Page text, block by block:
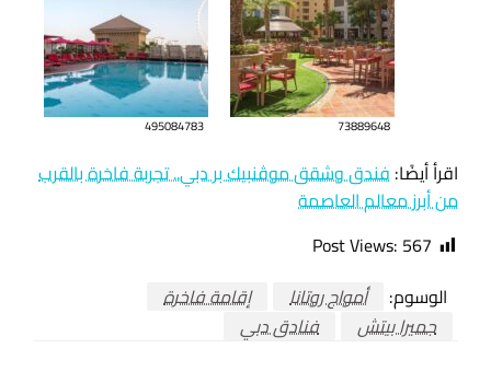
495084783 73889648
اقرأ أيضًا: فندق وشقق موڤنبيك بر دبي.. تجربة فاخرة بالقرب
من أبرز معالم العاصمة
Post Views: 567
الوسوم:
أمواج روتانا
إقامة فاخرة
جميرا بيتش
فنادق دبي